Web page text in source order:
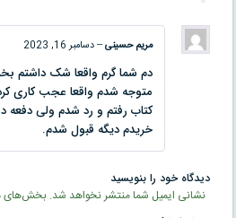
مریم حسینی–دسامبر 16, 2023
دم شما گرم واقعا شک داشتم
متوجه شدم واقعا عجب کاری
کتاب رفتم و رد شدم ولی دفعه
خریدم دیگه قبول شدم.
دیدگاه خود را بنویسید
نشانی ایمیل شما منتشر نخواهد شد. بخش‌های